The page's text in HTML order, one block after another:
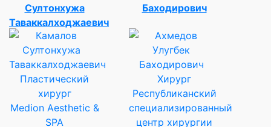
Султонхужа
Таваккалходжаевич
Пластический
хирург
Medion Aesthetic &
SPA
Баходирович
Хирург
Республиканский
специализированный
центр хирургии